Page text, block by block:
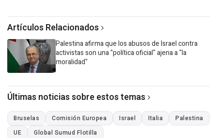
Artículos Relacionados
Palestina afirma que los abusos de Israel contra
activistas son una "política oficial" ajena a "la
moralidad"
Últimas noticias sobre estos temas
Bruselas Comisión Europea Israel Italia
Palestina
UE
Global Sumud Flotilla